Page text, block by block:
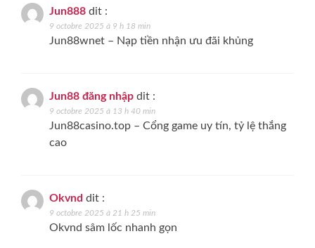
Jun888 dit :
9 octobre 2025 à 9 h 18 min
Jun88wnet – Nạp tiền nhận ưu đãi khủng
Jun88 đăng nhập dit :
9 octobre 2025 à 13 h 40 min
Jun88casino.top – Cổng game uy tín, tỷ lệ thắng
cao
Okvnd dit :
9 octobre 2025 à 21 h 25 min
Okvnd sâm lốc nhanh gọn